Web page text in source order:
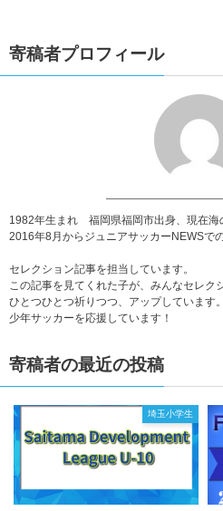
寄稿者プロフィール
1982年生まれ 福岡県福岡市出身、現在海
2016年8月からジュニアサッカーNEWSで
セレクション記事を担当しています。
この記事を見てくれた子が、みんなセレク
ひとつひとつ祈りつつ、アップしています。
少年サッカーを応援しています！
寄稿者の最近の投稿
埼玉小学生